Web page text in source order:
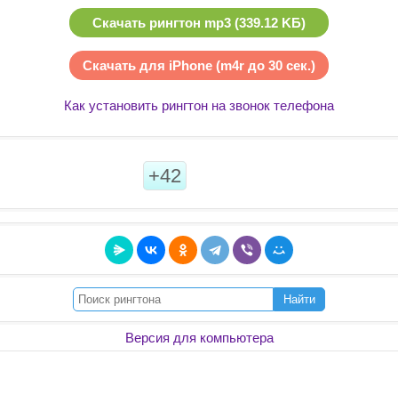
Скачать рингтон mp3 (339.12 KБ)
Скачать для iPhone (m4r до 30 сек.)
Как установить рингтон на звонок телефона
+42
Найти
Версия для компьютера